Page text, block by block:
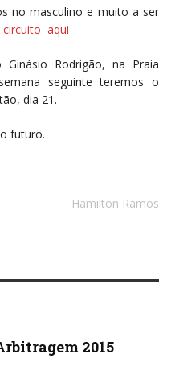
no masculino e muito a ser
circuito aqui
Rodrigão, na Praia
seguinte teremos o
dia 21.
futuro.
Hamilton Ramos
2015